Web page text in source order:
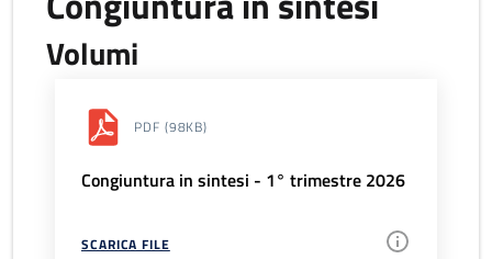
Volumi
PDF (98KB)
Congiuntura in sintesi - 1° trimestre 2026
SCARICA FILE